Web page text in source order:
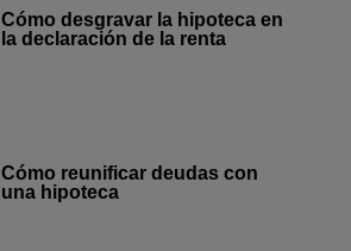
Cómo desgravar la hipoteca en
la declaración de la renta
Cómo reunificar deudas con
una hipoteca